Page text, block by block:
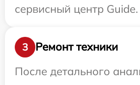
сервисный центр Guide.
3
Ремонт техники
После детального